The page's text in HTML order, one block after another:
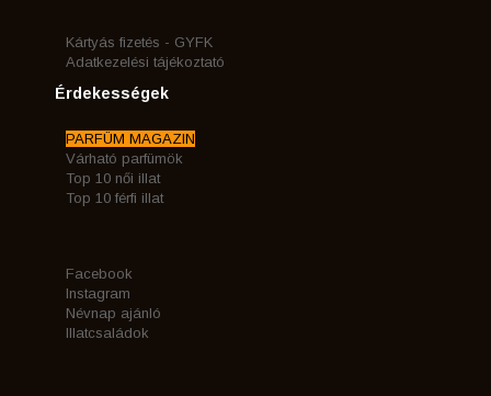
Kártyás fizetés - GYFK
Adatkezelési tájékoztató
Érdekességek
PARFÜM MAGAZIN
Várható parfümök
Top 10 női illat
Top 10 férfi illat
Facebook
Instagram
Névnap ajánló
Illatcsaládok